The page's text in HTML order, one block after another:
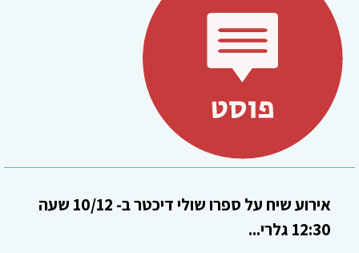
אירוע שיח על ספרו שולי דיכטר ב- 10/12 שעה
12:30 גלרי...